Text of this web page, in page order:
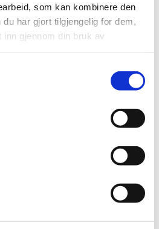
som kan kombinere den
har gjort tilgjengelig for dem,
gjennom din bruk av
Feed